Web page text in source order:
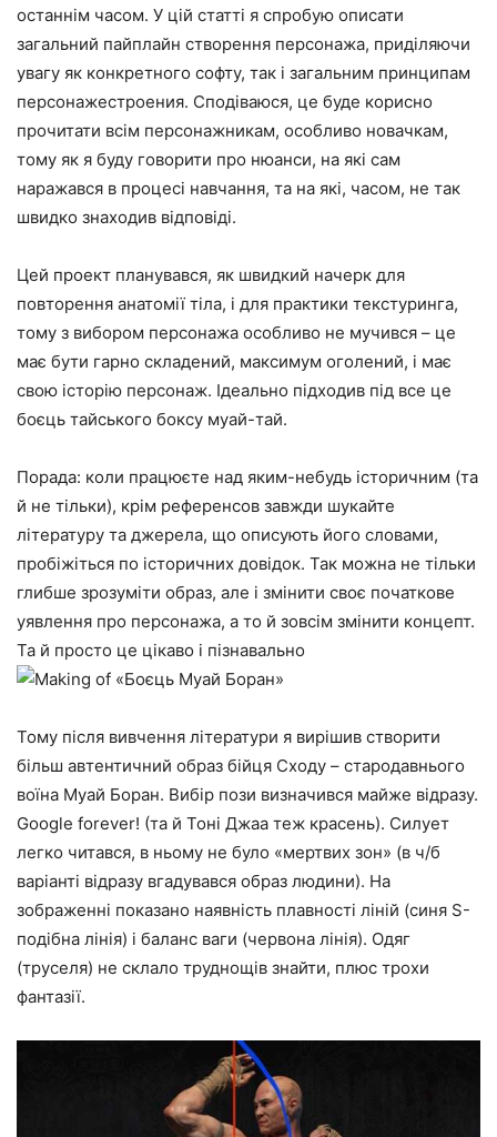
останнім часом. У цій статті я спробую описати
загальний пайплайн створення персонажа, приділяючи
увагу як конкретного софту, так і загальним принципам
персонажестроения. Сподіваюся, це буде корисно
прочитати всім персонажникам, особливо новачкам,
тому як я буду говорити про нюанси, на які сам
наражався в процесі навчання, та на які, часом, не так
швидко знаходив відповіді.
Цей проект планувався, як швидкий начерк для
повторення анатомії тіла, і для практики текстуринга,
тому з вибором персонажа особливо не мучився – це
має бути гарно складений, максимум оголений, і має
свою історію персонаж. Ідеально підходив під все це
боєць тайського боксу муай-тай.
Порада: коли працюєте над яким-небудь історичним (та
й не тільки), крім референсов завжди шукайте
літературу та джерела, що описують його словами,
пробіжіться по історичних довідок. Так можна не тільки
глибше зрозуміти образ, але і змінити своє початкове
уявлення про персонажа, а то й зовсім змінити концепт.
Та й просто це цікаво і пізнавально
Тому після вивчення літератури я вирішив створити
більш автентичний образ бійця Сходу – стародавнього
воїна Муай Боран. Вибір пози визначився майже відразу.
Google forever! (та й Тоні Джаа теж красень). Силует
легко читався, в ньому не було «мертвих зон» (в ч/б
варіанті відразу вгадувався образ людини). На
зображенні показано наявність плавності ліній (синя S-
подібна лінія) і баланс ваги (червона лінія). Одяг
(труселя) не склало труднощів знайти, плюс трохи
фантазії.